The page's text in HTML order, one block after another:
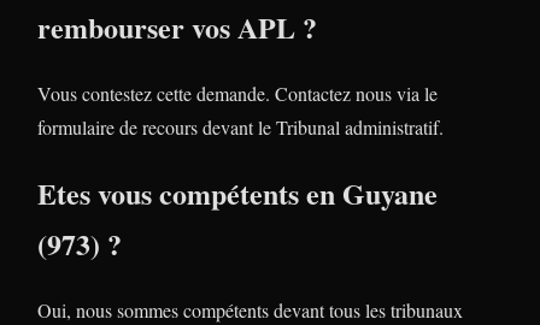
rembourser vos APL ?
Vous contestez cette demande. Contactez nous via le
formulaire de recours devant le Tribunal administratif.
Etes vous compétents en Guyane
(973) ?
Oui, nous sommes compétents devant tous les tribunaux